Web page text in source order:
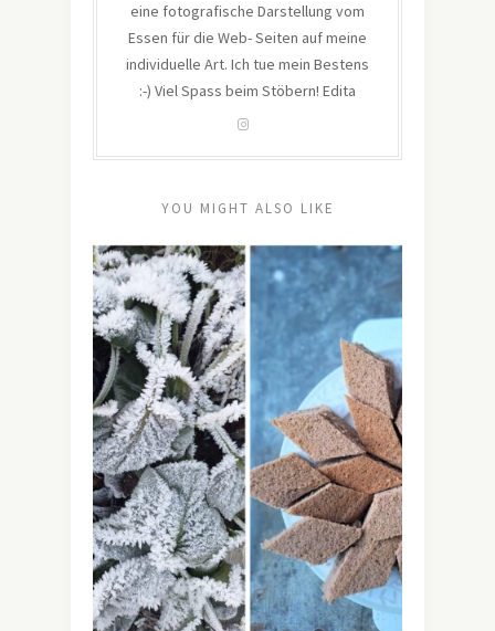
eine fotografische Darstellung vom
Essen für die Web- Seiten auf meine
individuelle Art. Ich tue mein Bestens
:-) Viel Spass beim Stöbern! Edita
YOU MIGHT ALSO LIKE